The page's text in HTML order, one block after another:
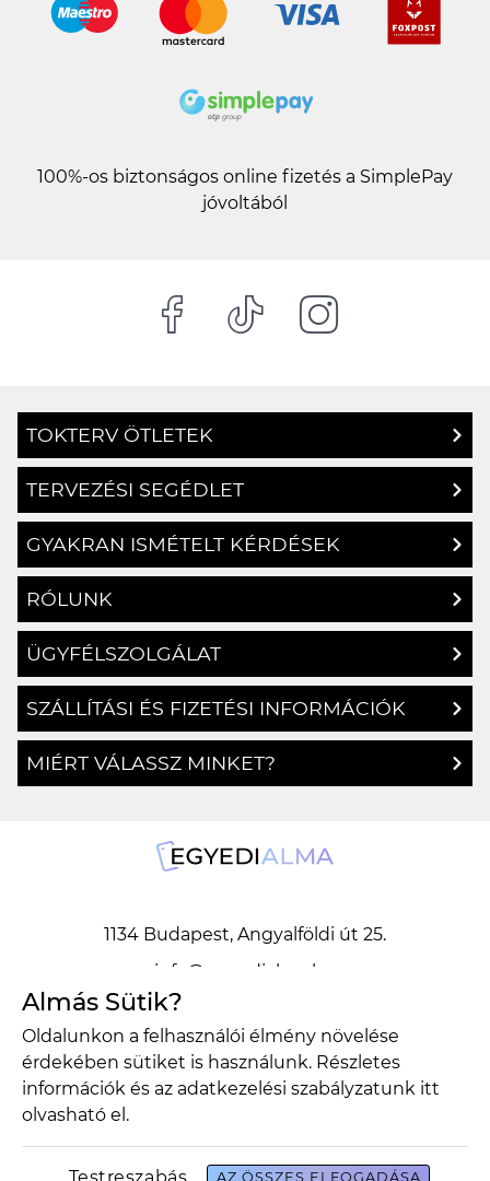
100%-os biztonságos online fizetés a SimplePay
jóvoltából
TOKTERV ÖTLETEK
TERVEZÉSI SEGÉDLET
GYAKRAN ISMÉTELT KÉRDÉSEK
RÓLUNK
ÜGYFÉLSZOLGÁLAT
SZÁLLÍTÁSI ÉS FIZETÉSI INFORMÁCIÓK
MIÉRT VÁLASSZ MINKET?
1134 Budapest, Angyalföldi út 25.
info@egyedialma.hu
1134 Budapest, Angyalföldi út 25.
info@egyedialma.hu
Almás Sütik?
Oldalunkon a felhasználói élmény növelése
érdekében sütiket is használunk. Részletes
információk és az adatkezelési szabályzatunk itt
olvasható el.
AZ ÖSSZES ELFOGADÁSA